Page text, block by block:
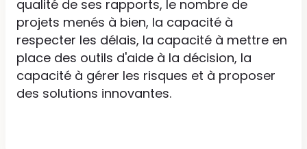
qualité de ses rapports, le nombre de
projets menés à bien, la capacité à
respecter les délais, la capacité à mettre en
place des outils d'aide à la décision, la
capacité à gérer les risques et à proposer
des solutions innovantes.